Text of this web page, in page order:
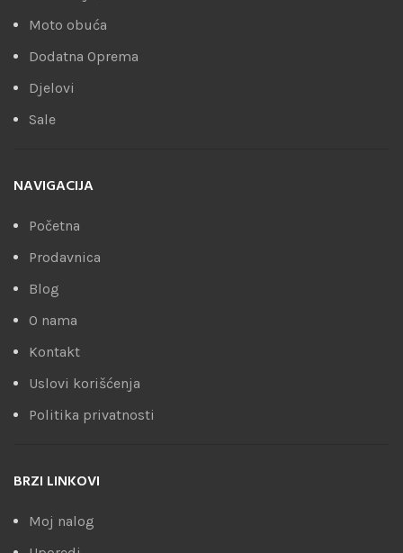
Moto obuća
Dodatna Oprema
Djelovi
Sale
NAVIGACIJA
Početna
Prodavnica
Blog
O nama
Kontakt
Uslovi korišćenja
Politika privatnosti
BRZI LINKOVI
Moj nalog